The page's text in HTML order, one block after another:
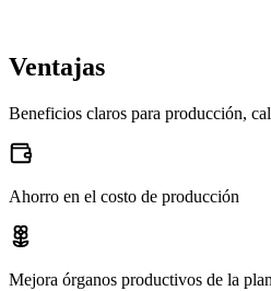
Ventajas
Beneficios claros para producción,
Ahorro en el costo de producción
Mejora órganos productivos de la